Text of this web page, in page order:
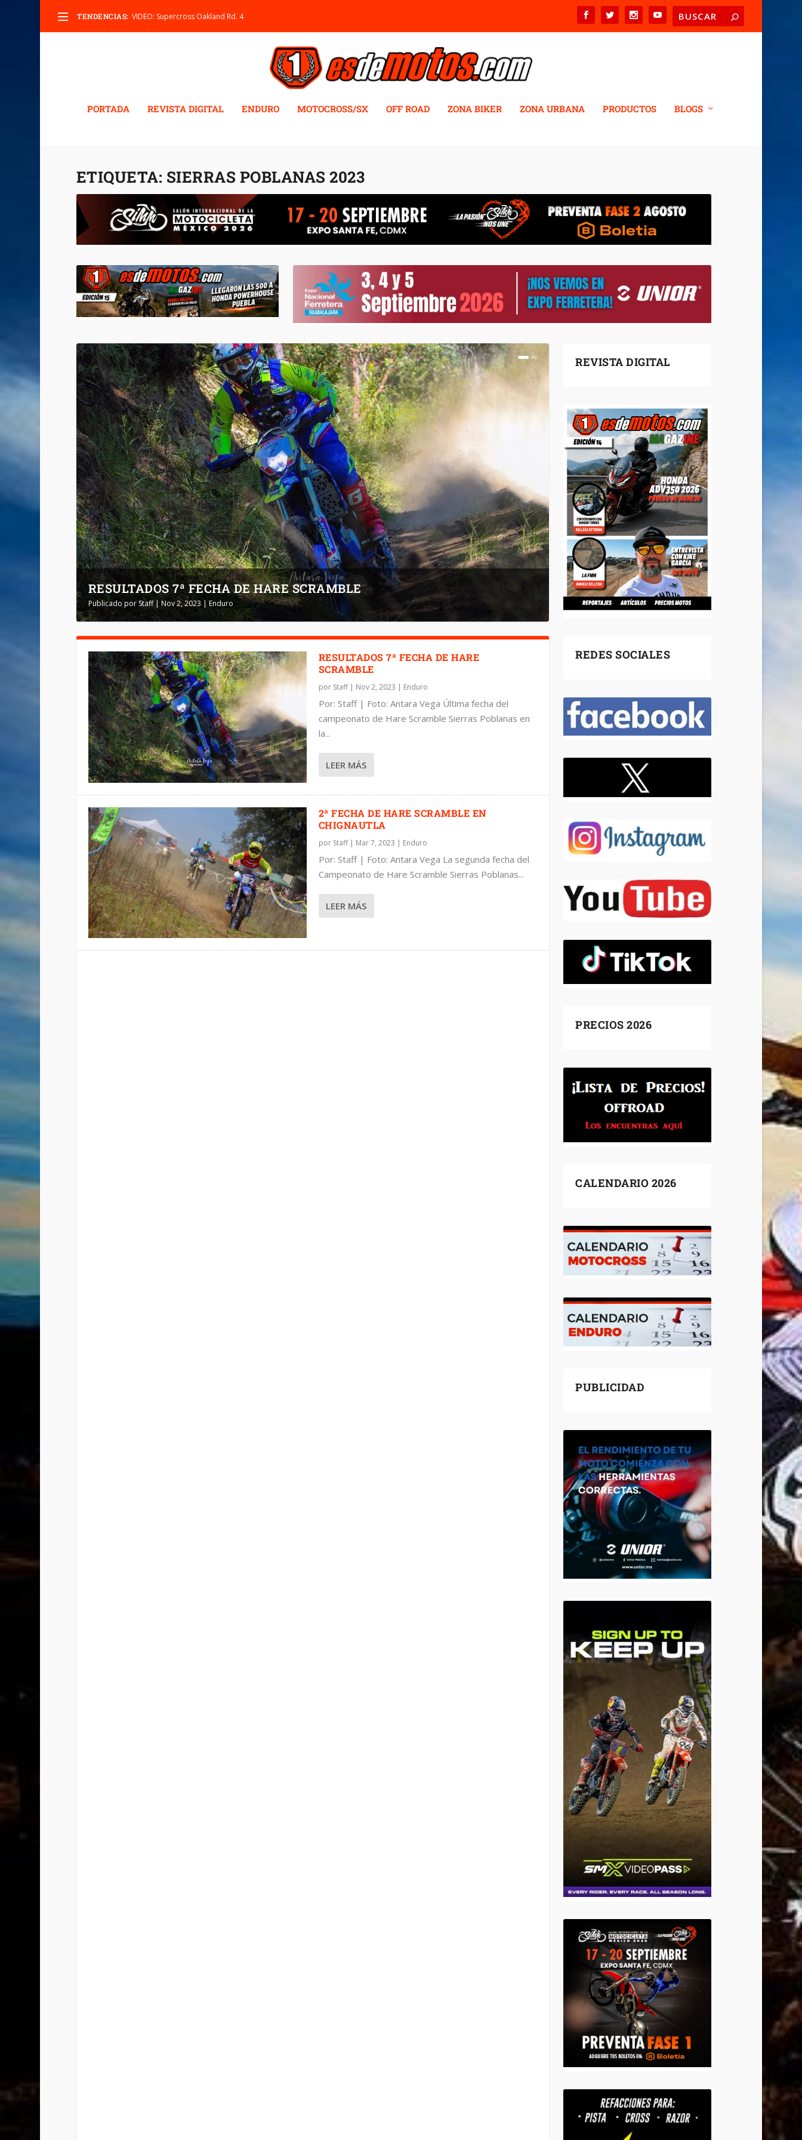
TENDENCIAS: VIDEO: Supercross Oakland Rd. 4
PORTADA REVISTA DIGITAL ENDURO MOTOCROSS/SX OFF ROAD ZONA BIKER ZONA URBANA PRODUCTOS BLOGS
ETIQUETA: SIERRAS POBLANAS 2023
RESULTADOS 7ª FECHA DE HARE SCRAMBLE
Publicado por Staff|Nov 2, 2023 |Enduro
2ª FECHA DE HARE SCRAMBLE EN CHIGNAUTLA
Publicado porStaff|Mar 7, 2023| Enduro
RESULTADOS 7ª FECHA DE HARE
SCRAMBLE
por Staff| Nov 2, 2023 | Enduro
Por: Staff | Foto: Antara Vega Última fecha del
campeonato de Hare Scramble Sierras Poblanas en
la...
LEER MÁS
2ª FECHA DE HARE SCRAMBLE EN
CHIGNAUTLA
por Staff| Mar 7, 2023 | Enduro
Por: Staff | Foto: Antara Vega La segunda fecha del
Campeonato de Hare Scramble Sierras Poblanas...
LEER MÁS
REVISTA DIGITAL
REDES SOCIALES
PRECIOS 2026
CALENDARIO 2026
PUBLICIDAD